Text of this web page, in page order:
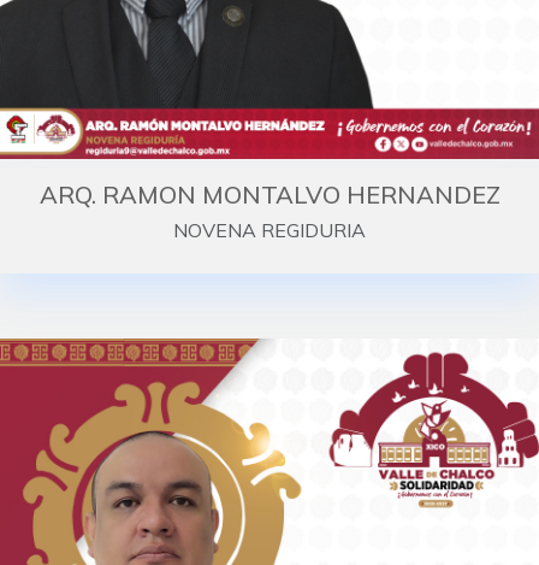
ARQ. RAMON MONTALVO HERNANDEZ
NOVENA REGIDURIA